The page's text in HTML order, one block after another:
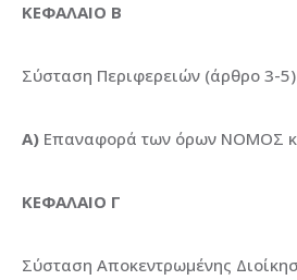
ΚΕΦΑΛΑΙΟ Β
Σύσταση Περιφερειών (άρθρο 3-5)
Α) Επαναφορά των όρων ΝΟΜΟΣ
ΚΕΦΑΛΑΙΟ Γ
Σύσταση Αποκεντρωμένης